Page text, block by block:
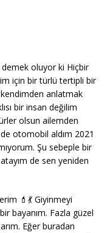
oluyor ki Hiçbir
için bir türlü tertipli bir
kendimden anlatmak
bir insan değilim
olsun ailemden
otomobil aldım 2021
Şu sebeple bir
de sen yeniden
💄💃 Giyinmeyi
bayanım. Fazla güzel
Eğer buradan